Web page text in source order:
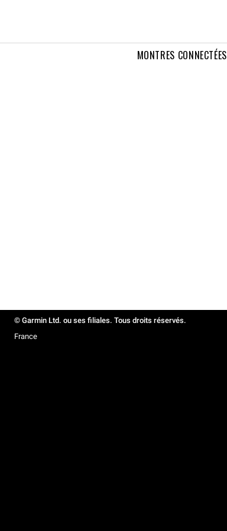
MONTRES CONNECTÉES
© Garmin Ltd. ou ses filiales. Tous droits réservés.
France